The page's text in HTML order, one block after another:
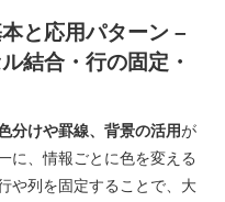
と応用パターン –
結合・行の固定・
分けや罫線、背景の活用が
に、情報ごとに色を変える
や列を固定することで、大